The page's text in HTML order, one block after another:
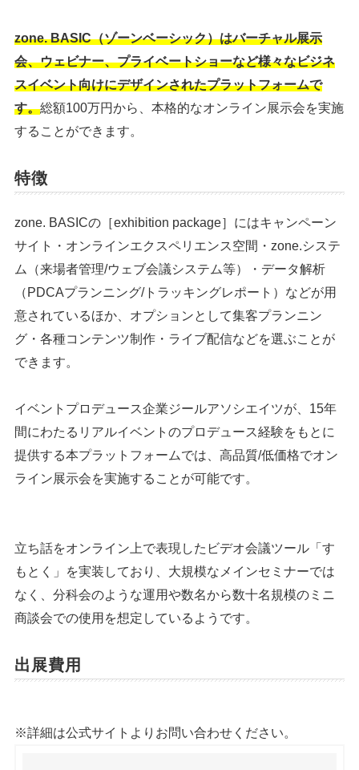
zone. BASIC（ゾーンベーシック）はバーチャル展示
会、ウェビナー、プライベートショーなど様々なビジネ
スイベント向けにデザインされたプラットフォームで
す。総額100万円から、本格的なオンライン展示会を実施
することができます。
特徴
zone. BASICの［exhibition package］にはキャンペーン
サイト・オンラインエクスペリエンス空間・zone.システ
ム（来場者管理/ウェブ会議システム等）・データ解析
（PDCAプランニング/トラッキングレポート）などが用
意されているほか、オプションとして集客プランニン
グ・各種コンテンツ制作・ライブ配信などを選ぶことが
できます。
イベントプロデュース企業ジールアソシエイツが、15年
間にわたるリアルイベントのプロデュース経験をもとに
提供する本プラットフォームでは、高品質/低価格でオン
ライン展示会を実施することが可能です。
立ち話をオンライン上で表現したビデオ会議ツール「す
もとく」を実装しており、大規模なメインセミナーでは
なく、分科会のような運用や数名から数十名規模のミニ
商談会での使用を想定しているようです。
出展費用
※詳細は公式サイトよりお問い合わせください。